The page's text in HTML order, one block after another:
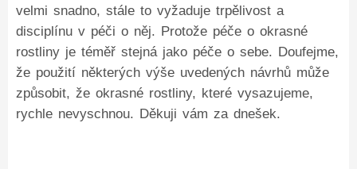
velmi snadno, stále to vyžaduje trpělivost a
disciplínu v péči o něj. Protože péče o okrasné
rostliny je téměř stejná jako péče o sebe. Doufejme,
že použití některých výše uvedených návrhů může
způsobit, že okrasné rostliny, které vysazujeme,
rychle nevyschnou. Děkuji vám za dnešek.